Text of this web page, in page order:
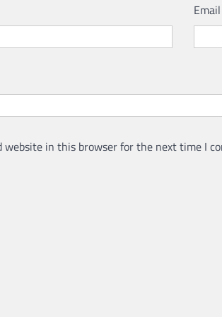
Email
website in this browser for the next time I